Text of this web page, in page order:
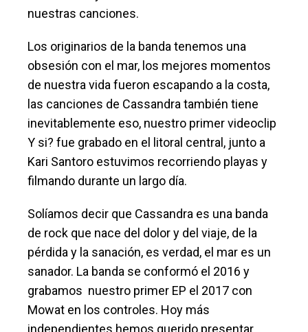
nuestras canciones.
Los originarios de la banda tenemos una
obsesión con el mar, los mejores momentos
de nuestra vida fueron escapando a la costa,
las canciones de Cassandra también tiene
inevitablemente eso, nuestro primer videoclip
Y si? fue grabado en el litoral central, junto a
Kari Santoro estuvimos recorriendo playas y
filmando durante un largo día.
Solíamos decir que Cassandra es una banda
de rock que nace del dolor y del viaje, de la
pérdida y la sanación, es verdad, el mar es un
sanador. La banda se conformó el 2016 y
grabamos nuestro primer EP el 2017 con
Mowat en los controles. Hoy más
independientes hemos querido presentar